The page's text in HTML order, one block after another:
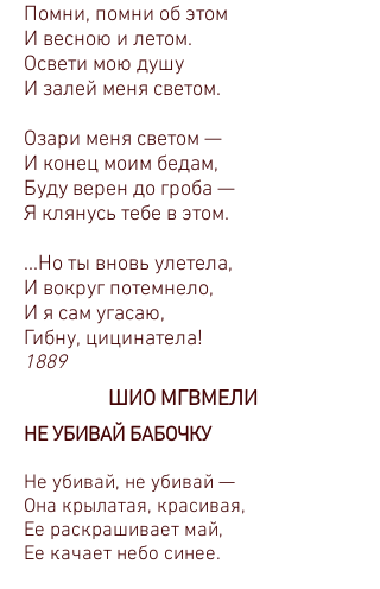
Помни, помни об этом
И весною и летом.
Освети мою душу
И залей меня светом.
Озари меня светом —
И конец моим бедам,
Буду верен до гроба —
Я клянусь тебе в этом.
...Но ты вновь улетела,
И вокруг потемнело,
И я сам угасаю,
Гибну, цицинатела!
1889
ШИО МГВМЕЛИ
НЕ УБИВАЙ БАБОЧКУ
He убивай, не убивай —
Она крылатая, красивая,
Ее раскрашивает май,
Ее качает небо синее.